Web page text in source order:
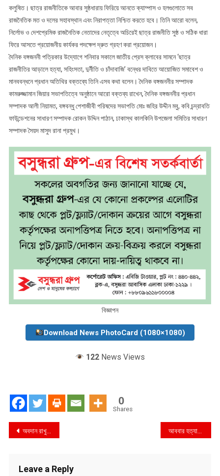
কলুষিত। ছাত্র রাজনীতিকে আবার সুষ্ঠধারায় ফিরিয়ে আনতে ক্যাম্পাস ও হলগুলোতে সব
রাজনৈতিক মত ও দলের সহাবস্থান এবং নিরাপত্তা নিশ্চিত করতে হবে। তিনি আরো বলেন,
নির্লোভ ও দেশপ্রেমিক রাজনৈতিক নেতাদের নেতৃত্বে অচিরেই ছাত্র রাজনীতি সুষ্ঠ ও সঠিক ধারা
ফিরে আসতে প্রয়োজনীয় কার্যকর পদক্ষেপ দ্রুত গ্রহণ করা প্রয়োজন।
দৈনিক বঙ্গজননী পত্রিকার উদ্যোগে শনিবার সকালে জাতীয় প্রেস ক্লাবের সামনে ‘ছাত্র
রাজনীতির আড়ালে হত্যা, সহিংসতা, দুর্নীতি ও চাঁদাবাজি’ বন্ধের দাবিতে আয়োজিত সমাবেশ ও
মানববন্ধনে প্রধান অতিথির বক্তব্যে তিনি এসব কথা বলেন। দৈনিক বঙ্গজননীর সম্পাদক
কামরুজ্জামান জিয়ার সভাপতিত্বে অনুষ্ঠানে আরো বক্তব্য রাখেন, দৈনিক বঙ্গজননীর প্রধান
সম্পাদক আলী নিয়ামত, বঙ্গবন্ধু পেশাজীবী পরিষদের সভাপতি মোঃ জহির উদ্দীন মবু, কবি চন্দ্রাবতি
ফাউন্ডেশনের সাধারণ সম্পাদক রোকন উদ্দিন পাঠান, ঢাকাস্থ কালকিনি উপজেলা সমিতির সাধারণ
সম্পাদক সৈয়দ মাসুদ রানা প্রমুখ।
বিজ্ঞাপন
Download News PhotoCard (1080×1080)
122 News Views
0
Shares
Post
অবদান রাখুন মানবতার কল্যাণে আববার হত্যার প্রতিবাদে স্বরূপকাঠীতে মানববন্ধন
Leave a Reply